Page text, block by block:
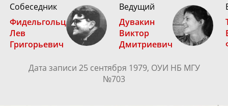
Собеседник
Фидельгольц
Лев
Григорьевич
Ведущий
Дувакин
Виктор
Дмитриевич
Дата записи 25 сентября 1979, ОУИ НБ МГУ
№703